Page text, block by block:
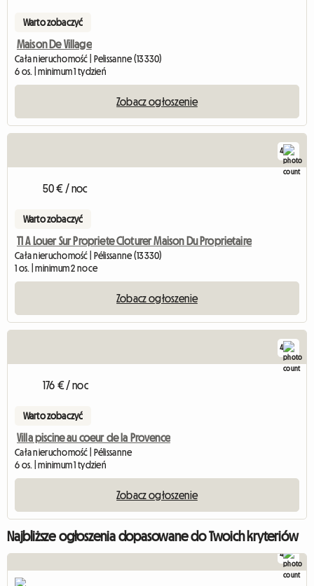
Warto zobaczyć
Maison De Village
Cała nieruchomość | Pelissanne (13330)
6 os. | minimum 1 tydzień
Zobacz ogłoszenie
4
50 € / noc
Warto zobaczyć
T1 A Louer Sur Propriete Cloturer Maison Du Proprietaire
Cała nieruchomość | Pélissanne (13330)
1 os. | minimum 2 noce
Zobacz ogłoszenie
4
176 € / noc
Warto zobaczyć
Villa piscine au coeur de la Provence
Cała nieruchomość | Pélissanne
6 os. | minimum 1 tydzień
Zobacz ogłoszenie
Najbliższe ogłoszenia dopasowane do Twoich kryteriów
4